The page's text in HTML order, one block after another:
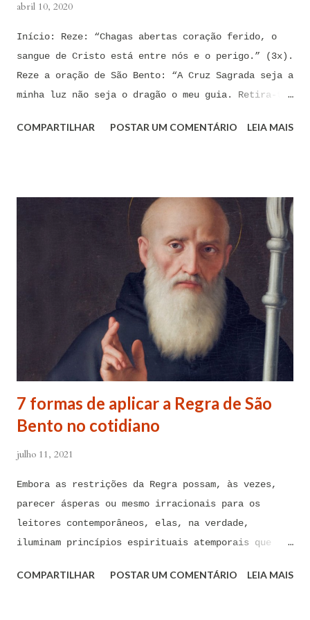
abril 10, 2020
Início: Reze: “Chagas abertas coração ferido, o
sangue de Cristo está entre nós e o perigo.” (3x).
Reze a oração de São Bento: “A Cruz Sagrada seja a
minha luz não seja o dragão o meu guia. Retira-te
que me ofereces, bebe tu mesmo o teu veneno.” Reze
Aleluia!” Proclame com fé e autoridade: “O Senhor
te confunda satã, confunda-te o Senhor.” (Zacarias
3,2) Reze: Ave Maria cheia de Graça... Oração: Eu
(diga seu nome completo), neste momento, coloco-me
na presença de meu Senhor, Rei e Salvador Jesus
Cristo, sob os cuidados e a intercessão de minha
Mãe Santíssima e Mãe do meu Senhor, a Virgem
Maria, debaixo da poderosa proteção de São Miguel
Arcanjo e do meu Anjo da Guarda, para combater
contra todas as forças do mal, ações, ataques,
contaminações, armadilhas, en...
COMPARTILHAR POSTAR UM COMENTÁRIO LEIA MAIS
7 formas de aplicar a Regra de São
Bento no cotidiano
julho 11, 2021
Embora as restrições da Regra possam, às vezes,
parecer ásperas ou mesmo irracionais para os
leitores contemporâneos, elas, na verdade,
iluminam princípios espirituais atemporais que
São Bento foi composta há mais de 1.500 anos por
COMPARTILHAR POSTAR UM COMENTÁRIO LEIA MAIS